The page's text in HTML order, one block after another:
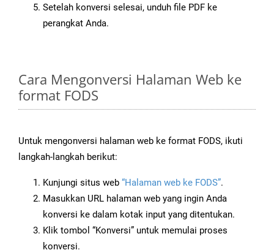
Setelah konversi selesai, unduh file PDF ke
perangkat Anda.
Cara Mengonversi Halaman Web ke
format FODS
Untuk mengonversi halaman web ke format FODS, ikuti
langkah-langkah berikut:
Kunjungi situs web “Halaman web ke FODS”.
Masukkan URL halaman web yang ingin Anda
konversi ke dalam kotak input yang ditentukan.
Klik tombol “Konversi” untuk memulai proses
konversi.